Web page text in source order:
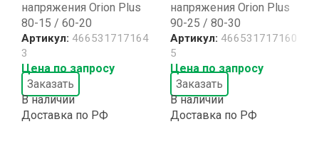
напряжения Orion Plus
80-15 / 60-20
Артикул: 466531717164
3
Цена по запросу
Заказать
В наличии
Доставка по РФ
напряжения Orion Plus
90-25 / 80-30
Артикул: 466531717160
5
Цена по запросу
Заказать
В наличии
Доставка по РФ